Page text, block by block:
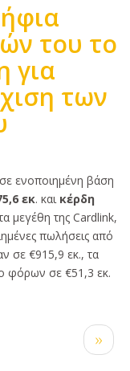
του το
για
των
ενοποιημένη βάση
εκ. και κέρδη
μεγέθη της Cardlink,
πωλήσεις από
σε €915,9 εκ., τα
φόρων σε €51,3 εκ.
Next
page
››